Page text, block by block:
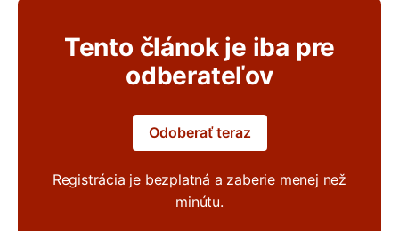
Tento článok je iba pre
odberateľov
Odoberať teraz
Registrácia je bezplatná a zaberie menej než
minútu.